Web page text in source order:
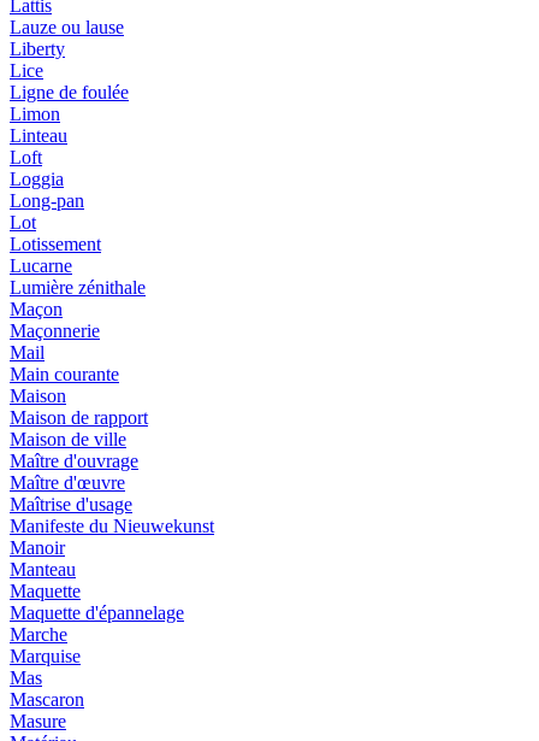
Lattis
Lauze ou lause
Liberty
Lice
Ligne de foulée
Limon
Linteau
Loft
Loggia
Long-pan
Lot
Lotissement
Lucarne
Lumière zénithale
Maçon
Maçonnerie
Mail
Main courante
Maison
Maison de rapport
Maison de ville
Maître d'ouvrage
Maître d'œuvre
Maîtrise d'usage
Manifeste du Nieuwekunst
Manoir
Manteau
Maquette
Maquette d'épannelage
Marche
Marquise
Mas
Mascaron
Masure